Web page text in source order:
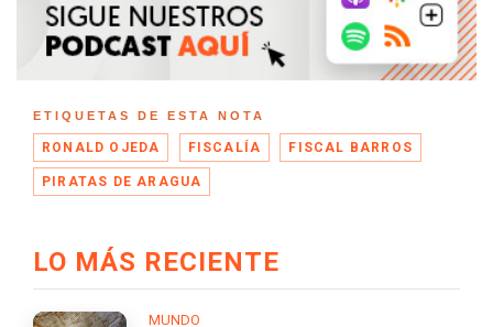
ETIQUETAS DE ESTA NOTA
RONALD OJEDA FISCALÍA FISCAL BARROS
PIRATAS DE ARAGUA
LO MÁS RECIENTE
MUNDO